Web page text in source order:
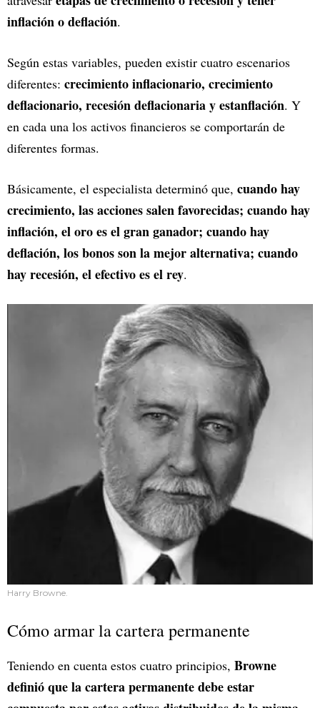
inflación o deflación.
Según estas variables, pueden existir cuatro escenarios
diferentes: crecimiento inflacionario, crecimiento
deflacionario, recesión deflacionaria y estanflación. Y
en cada una los activos financieros se comportarán de
diferentes formas.
Básicamente, el especialista determinó que, cuando hay
crecimiento, las acciones salen favorecidas; cuando hay
inflación, el oro es el gran ganador; cuando hay
deflación, los bonos son la mejor alternativa; cuando
hay recesión, el efectivo es el rey.
Harry Browne.
Cómo armar la cartera permanente
Teniendo en cuenta estos cuatro principios, Browne
definió que la cartera permanente debe estar